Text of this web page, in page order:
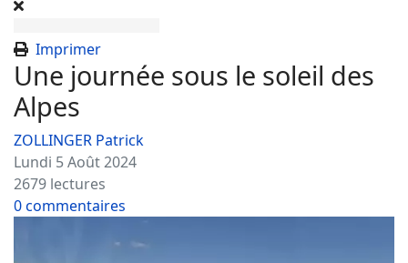
Imprimer
Une journée sous le soleil des
Alpes
ZOLLINGER Patrick
Lundi 5 Août 2024
2679 lectures
0 commentaires